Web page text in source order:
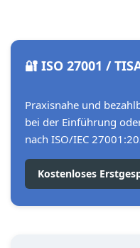
🔐 ISO 27001 /
Praxisnahe und
bei der Einführung
nach ISO/IEC
Kostenloses